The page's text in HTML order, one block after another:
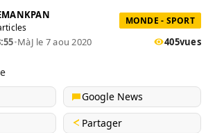
MONDE - SPORT
•MàJ le 7 aou 2020 405vues
Google News
Partager